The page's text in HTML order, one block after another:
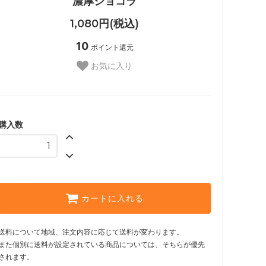
1,080円(税込)
10 ポイント還元
お気に入り
入数
カートに入れる
料について地域、注文内容に応じて送料が変わります。
た個別に送料が設定されている商品については、そちらが優先
れます。